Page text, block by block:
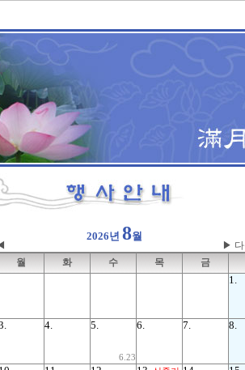
2026년 8월
▶ 다
월 화 수 목 금
1.
4. 5.
6.23
6. 7. 8.